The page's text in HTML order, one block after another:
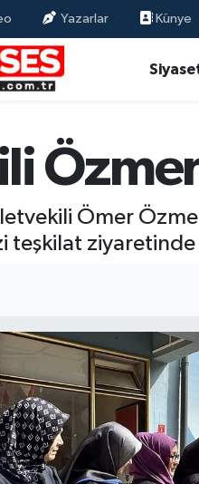
Yazarlar Künye
Ömer
teşkilat